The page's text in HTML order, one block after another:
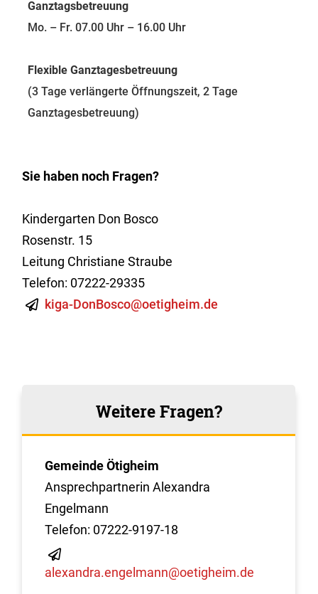
Ganztagsbetreuung
Mo. – Fr. 07.00 Uhr – 16.00 Uhr
Flexible Ganztagesbetreuung
(3 Tage verlängerte Öffnungszeit, 2 Tage
Ganztagesbetreuung)
Sie haben noch Fragen?
Kindergarten Don Bosco
Rosenstr. 15
Leitung Christiane Straube
Telefon: 07222-29335
kiga-DonBosco@oetigheim.de
Weitere Fragen?
Gemeinde Ötigheim
Ansprechpartnerin Alexandra
Engelmann
Telefon: 07222-9197-18
alexandra.engelmann@oetigheim.de